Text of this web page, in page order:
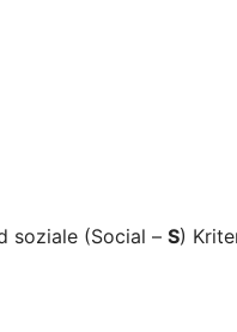
soziale (Social – S)